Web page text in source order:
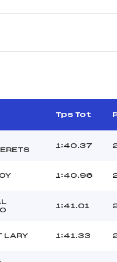
Tps Tot
1:40.37
1:40.96
1:41.01
LARY 1:41.33